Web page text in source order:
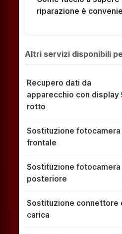
riparazione è
Altri servizi disponibili
Recupero dati da
apparecchio con display
rotto
Sostituzione fotocamera
frontale
Sostituzione fotocamera
posteriore
Sostituzione connettore
carica